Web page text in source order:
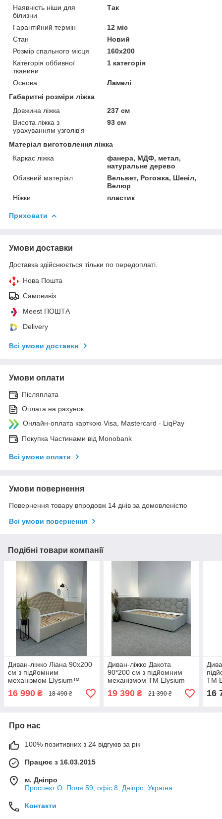
Наявність ніши для
білизни
Так
Гарантійний термін
12 міс
Стан
Новий
Розмір спального місця
160х200
Категорія оббивної
тканини
1 категорія
Основа
Ламелі
Габаритні розміри ліжка
Довжина ліжка
237 см
Висота ліжка з
урахуванням узголів'я
93 см
Матеріал виготовлення ліжка
Каркас ліжка
фанера, МДФ, метал,
натуральне дерево
Обивний матеріал
Вельвет, Рогожка, Шеніл,
Велюр
Ніжки
пластик
Приховати
Умови доставки
Доставка здійснюється тільки по передоплаті.
Нова Пошта
Самовивіз
Meest ПОШТА
Delivery
Всі умови доставки
Умови оплати
Післяплата
Оплата на рахунок
Онлайн-оплата карткою Visa, Mastercard - LiqPay
Покупка Частинами від Monobank
Всі умови оплати
Умови повернення
Повернення товару впродовж 14 днів за домовленістю
Всі умови повернення
Подібні товари компанії
Диван-ліжко Ліана 90х200
см з підйомним
механізмом Elysium™
16 990 ₴ 18 490 ₴
Диван-ліжко Дакота
90*200 см з підйомним
механізмом ТМ Elysium
19 390₴ 21 390 ₴
ТМ
16
Про нас
100% позитивних з 24 відгуків за рік
Працює з 16.03.2015
м. Дніпро
Проспект О. Поля 59, офіс 8, Дніпро, Україна
Контакти